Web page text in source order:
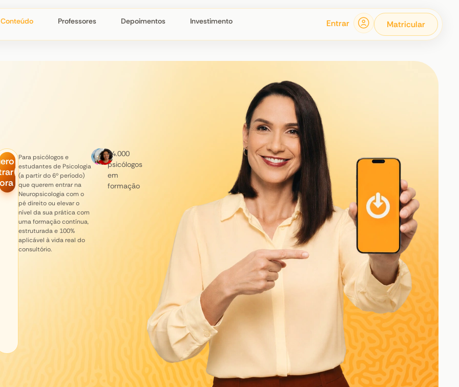
Conteúdo Professores Depoimentos Investimento Entrar Matricular
Para psicólogos e
estudantes de Psicologia
(a partir do 6º período)
que querem entrar na
Neuropsicologia com o
pé direito ou elevar o
nível da sua prática com
uma formação contínua,
estruturada e 100%
aplicável à vida real do
consultório.
+4.000
psicólogos
em
formação